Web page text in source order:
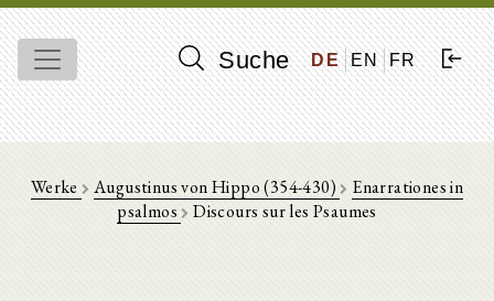
Suche DE EN FR
Werke Augustinus von Hippo (354-430) Enarrationes in
psalmos Discours sur les Psaumes